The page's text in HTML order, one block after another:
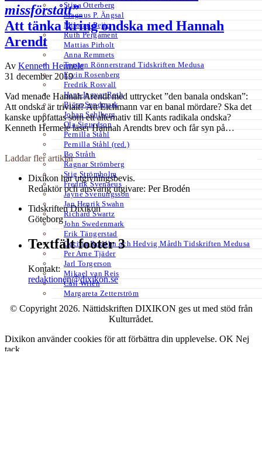
Stina Otterberg
Magnus P. Ängsal
Milorad Pejic
Ruth Pergament
Mattias Pirholt
Anna Remmets
Torsten Rönnerstrand Tidskriften Medusa
Ervin Rosenberg
Fredrik Rosvall
Hans-Ingvar Roth
Björn Sandmark
Johan Sehlberg
Ola Sigurdson
Pernilla Ståhl
Pernilla Ståhl (red.)
Bo Stråth
Ragnar Strömberg
Stig Strömholm
Fredrik Svenaeus
Jayne Svenungsson
Jan Henrik Swahn
Richard Swartz
John Swedenmark
Erik Tängerstad
Cecilia Rodéhn och Hedvig Mårdh Tidskriften Medusa
Per Arne Tjäder
Jarl Torgerson
Mikael van Reis
Carl Wilén
Margareta Zetterström
missförstått”
Att tänka kring ondska med Hannah
Arendt
Av Kenneth Hermele
31 december 2019
Vad menade Hannah Arendt med uttrycket ”den banala ondskan”:
Att ondska är trivialt? Att Eichmann var en banal mördare? Ska det
kanske uppfattas som ett alternativ till Kants radikala ondska?
Kenneth Hermele läser Hannah Arendts brev och får syn på…
Laddar fler artiklar
Dixikon har utgivningsbevis.
Redaktör och ansvarig utgivare: Per Brodén
Tidskriften Dixikon
Göteborg
Textfält footer 3
Kontakt:
redaktionen@dixikon.se
© Copyright 2026. Nättidskriften DIXIKON ges ut med stöd från
Kulturrådet.
Dixikon använder cookies för att förbättra din upplevelse. OK Nej
tack